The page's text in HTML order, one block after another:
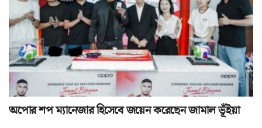
অপোর শপ ম্যানেজার হিসেবে জয়েন করেছেন জামাল ভূঁইয়া